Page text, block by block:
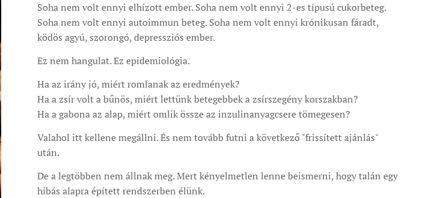
Soha nem volt ennyi elhízott ember. Soha nem volt ennyi 2-es típusú cukorbeteg.
Soha nem volt ennyi autoimmun beteg. Soha nem volt ennyi krónikusan fáradt,
ködös agyú, szorongó, depressziós ember.
Ez nem hangulat. Ez epidemiológia.
Ha az irány jó, miért romlanak az eredmények?
Ha a zsír volt a bűnös, miért lettünk betegebbek a zsírszegény korszakban?
Ha a gabona az alap, miért omlik össze az inzulinanyagcsere tömegesen?
Valahol itt kellene megállni. És nem tovább futni a következő "frissített ajánlás"
után.
De a legtöbben nem állnak meg. Mert kényelmetlen lenne beismerni, hogy talán egy
hibás alapra épített rendszerben élünk.